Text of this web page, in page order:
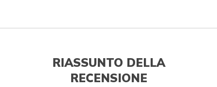
RIASSUNTO DELLA
RECENSIONE